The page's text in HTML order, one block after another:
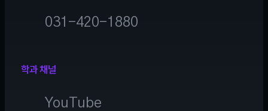
031-420-1880
학과 채널
YouTube